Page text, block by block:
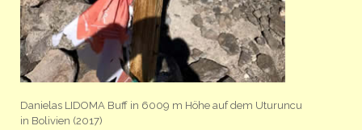
Danielas LIDOMA Buff in 6009 m Höhe auf dem Uturuncu
in Bolivien (2017)